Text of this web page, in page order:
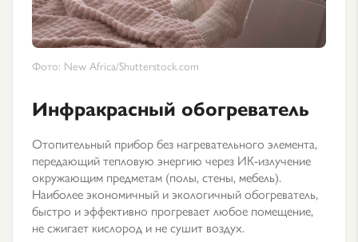
Фото: New Africa/Shutterstock.com
Инфракрасный обогреватель
Отопительный прибор без нагревательного элемента,
передающий тепловую энергию через ИК-излучение
окружающим предметам (полы, стены, мебель).
Наиболее экономичный и экологичный обогреватель,
быстро и эффективно прогревает любое помещение,
не сжигает кислород и не сушит воздух.